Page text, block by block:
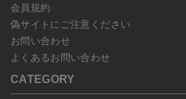
会員規約
偽サイトにご注意ください
お問い合わせ
よくあるお問い合わせ
CATEGORY